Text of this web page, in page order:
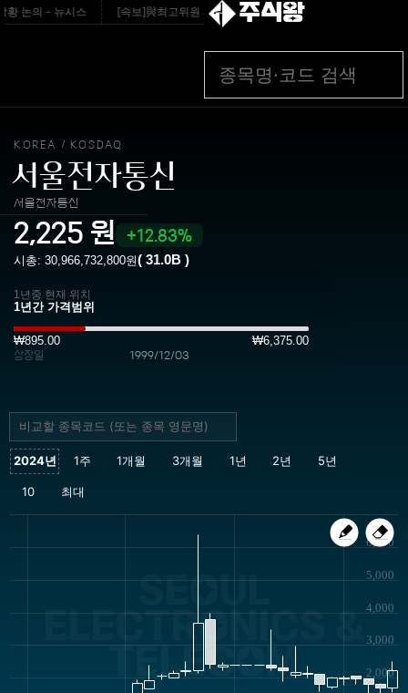
논의 - 뉴시스 [속보]與최고위원 제주·인천 순회경선…박선원·최민희·서미화·
주식왕
KOREA / KOSDAQ
서울전자통신
서울전자통신
2,225 원 12.83%
시총: 30,966,732,800원( 31.0B )
1년중 현재 위치
₩895.00 ₩6,375.00
상장일 1999/12/03
SEOUL
ELECTRONICS &
TELECOM 2,000
3,000
4,000
5,000
6,000